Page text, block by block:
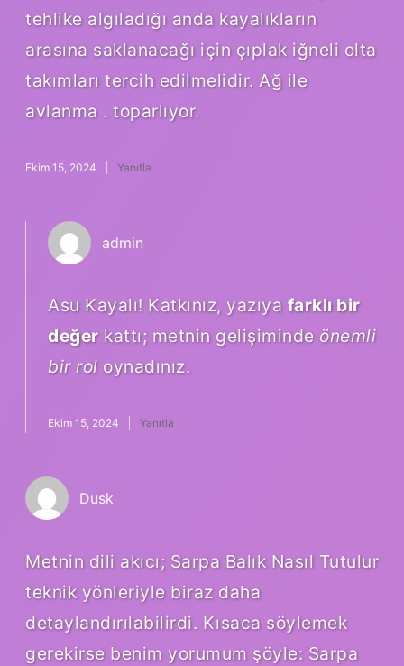
tehlike algıladığı anda kayalıkların
arasına saklanacağı için çıplak iğneli olta
takımları tercih edilmelidir. Ağ ile
avlanma . toparlıyor.
Ekim 15, 2024 Yanıtla
admin
Asu Kayalı! Katkınız, yazıya farklı bir
değerkattı; metnin gelişiminde önemli
bir roloynadınız.
Ekim 15, 2024 Yanıtla
Dusk
Metnin dili akıcı; Sarpa Balık Nasıl Tutulur
teknik yönleriyle biraz daha
detaylandırılabilirdi. Kısaca söylemek
gerekirse benim yorumum şöyle: Sarpa